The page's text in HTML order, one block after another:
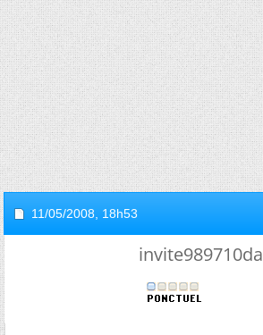
11/05/2008, 18h53
invite989710da